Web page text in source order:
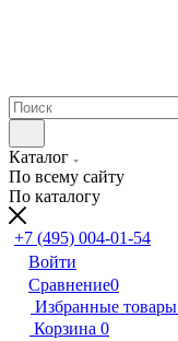
Каталог
По всему сайту
По каталогу
+7 (495) 004-01-54
Войти
Сравнение0
Избранные товары
Корзина 0